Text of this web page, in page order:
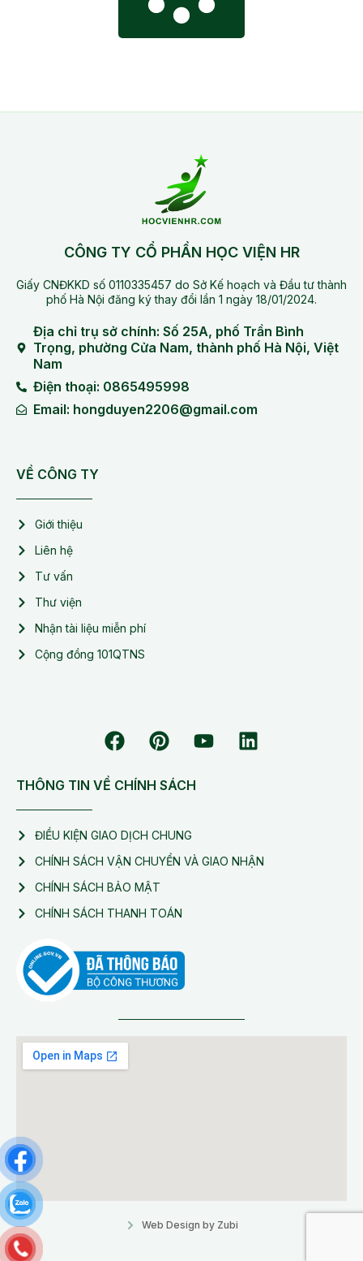
CÔNG TY CỔ PHẦN HỌC VIỆN HR
Giấy CNĐKKD số 0110335457 do Sở Kế hoạch và Đầu tư thành
phố Hà Nội đăng ký thay đổi lần 1 ngày 18/01/2024.
Địa chỉ trụ sở chính: Số 25A, phố Trần Bình
Trọng, phường Cửa Nam, thành phố Hà Nội, Việt
Nam
Điện thoại: 0865495998
Email: hongduyen2206@gmail.com
VỀ CÔNG TY
Giới thiệu
Liên hệ
Tư vấn
Thư viện
Nhận tài liệu miễn phí
Cộng đồng 101QTNS
THÔNG TIN VỀ CHÍNH SÁCH
ĐIỀU KIỆN GIAO DỊCH CHUNG
CHÍNH SÁCH VẬN CHUYỂN VÀ GIAO NHẬN
CHÍNH SÁCH BẢO MẬT
CHÍNH SÁCH THANH TOÁN
Web Design by Zubi